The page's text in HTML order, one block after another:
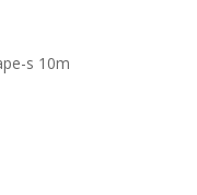
s 10m